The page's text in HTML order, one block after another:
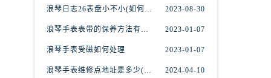
浪琴日志26表盘小不小(如何辨别表盘大小) 2023-08-30
浪琴手表表带的保养方法有哪些？ 2023-01-07
浪琴手表受磁如何处理 2023-01-07
浪琴手表维修点地址是多少(全国维修点查询) 2024-04-10